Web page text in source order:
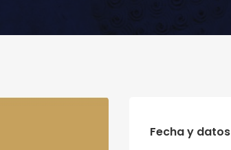
Fecha y datos